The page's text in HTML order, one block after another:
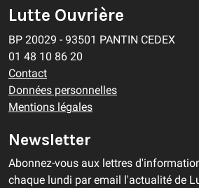
Lutte Ouvrière
BP 20029 - 93501 PANTIN CEDEX
01 48 10 86 20
Contact
Données personnelles
Mentions légales
Newsletter
Abonnez-vous aux lettres
chaque lundi par email l'actualité de